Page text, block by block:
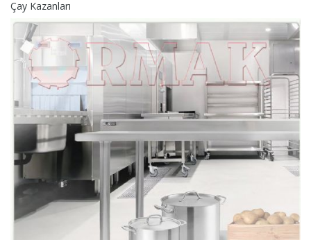
Çay Kazanları